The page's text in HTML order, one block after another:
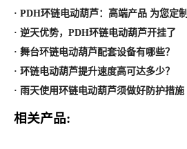
· PDH环链电动葫芦：高端产品 为您定制
· 逆天优势，PDH环链电动葫芦开挂了
· 舞台环链电动葫芦配套设备有哪些？
· 环链电动葫芦提升速度高可达多少？
· 雨天使用环链电动葫芦须做好防护措施
相关产品: